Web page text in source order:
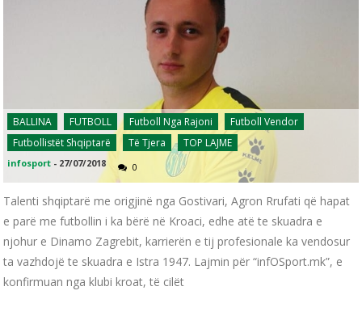
BALLINA FUTBOLL Futboll Nga Rajoni
Futboll Vendor
Futbollistët Shqiptarë
Të Tjera TOP LAJME
infosport - 27/07/2018 0
Talenti shqiptarë me origjinë nga Gostivari, Agron Rrufati që hapat
e parë me futbollin i ka bërë në Kroaci, edhe atë te skuadra e
njohur e Dinamo Zagrebit, karrierën e tij profesionale ka vendosur
ta vazhdojë te skuadra e Istra 1947. Lajmin për “infOSport.mk”, e
konfirmuan nga klubi kroat, të cilët